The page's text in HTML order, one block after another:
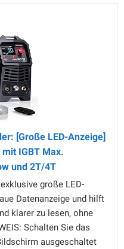
[Große LED-Anzeige]
IGBT Max.
und 2T/4T
große LED-
Datenanzeige und hilft
klarer zu lesen, ohne
Schalten Sie das
ausgeschaltet